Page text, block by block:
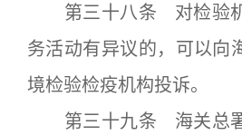
第三十八条 对检验机
务活动有异议的，可以向
境检验检疫机构投诉。
第三十九条 海关总署